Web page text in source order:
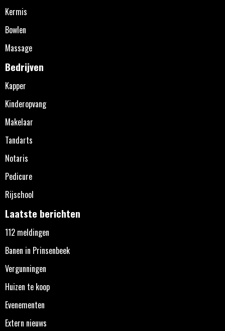
Kermis
Bowlen
Massage
Bedrijven
Kapper
Kinderopvang
Makelaar
Tandarts
Notaris
Pedicure
Rijschool
Laatste berichten
112 meldingen
Banen in Prinsenbeek
Vergunningen
Huizen te koop
Evenementen
Extern nieuws